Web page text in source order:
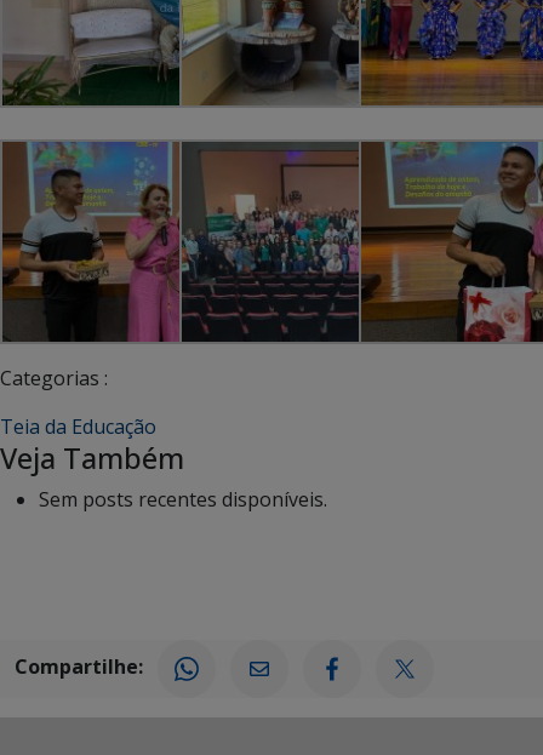
Categorias :
Teia da Educação
Veja Também
Sem posts recentes disponíveis.
Compartilhe: